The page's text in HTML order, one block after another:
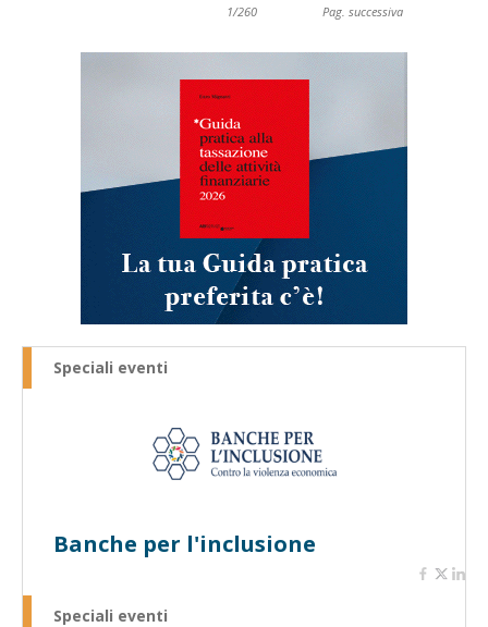
1/260 Pag. successiva
Speciali eventi
Banche per l'inclusione
Speciali eventi